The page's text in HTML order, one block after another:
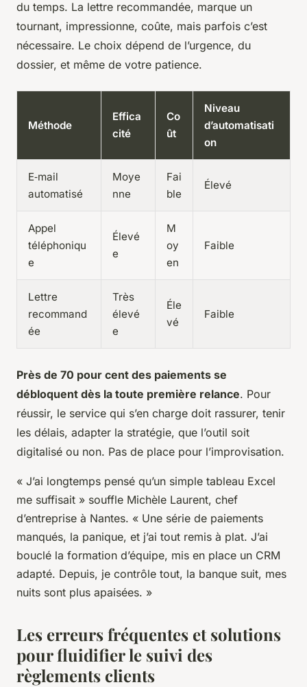
du temps. La lettre recommandée, marque un
tournant, impressionne, coûte, mais parfois c’est
nécessaire. Le choix dépend de l’urgence, du
dossier, et même de votre patience.
Méthode
Effica
cité
Co
ût
Niveau
d’automatisati
on
E‑mail
automatisé
Moye
nne
Fai
ble
Élevé
Appel
téléphoniqu
e
Élevé
e
M
oy
en
Faible
Lettre
recommand
ée
Très
élevé
e
Éle
vé
Faible
Près de 70 pour cent des paiements se
débloquent dès la toute première relance. Pour
réussir, le service qui s’en charge doit rassurer, tenir
les délais, adapter la stratégie, que l’outil soit
digitalisé ou non. Pas de place pour l’improvisation.
« J’ai longtemps pensé qu’un simple tableau Excel
me suffisait » souffle Michèle Laurent, chef
d’entreprise à Nantes. « Une série de paiements
manqués, la panique, et j’ai tout remis à plat. J’ai
bouclé la formation d’équipe, mis en place un CRM
adapté. Depuis, je contrôle tout, la banque suit, mes
nuits sont plus apaisées. »
Les erreurs fréquentes et solutions
pour fluidifier le suivi des
règlements clients